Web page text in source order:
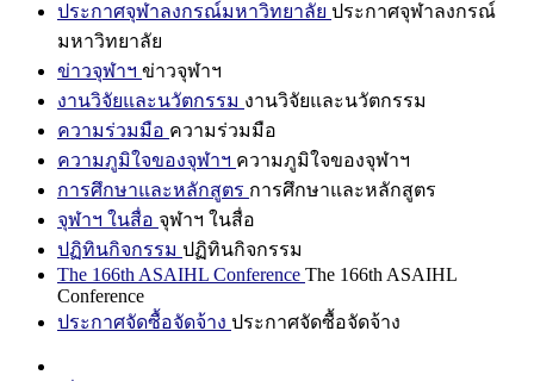
ประกาศจุฬาลงกรณ์มหาวิทยาลัย ประกาศจุฬาลงกรณ์
มหาวิทยาลัย
ข่าวจุฬาฯ ข่าวจุฬาฯ
งานวิจัยและนวัตกรรม งานวิจัยและนวัตกรรม
ความร่วมมือ ความร่วมมือ
ความภูมิใจของจุฬาฯ ความภูมิใจของจุฬาฯ
การศึกษาและหลักสูตร การศึกษาและหลักสูตร
จุฬาฯ ในสื่อ จุฬาฯ ในสื่อ
ปฏิทินกิจกรรม ปฏิทินกิจกรรม
The 166th ASAIHL Conference The 166th ASAIHL
Conference
ประกาศจัดซื้อจัดจ้าง ประกาศจัดซื้อจัดจ้าง